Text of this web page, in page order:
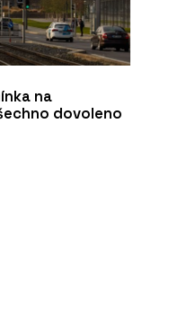
na
dovoleno